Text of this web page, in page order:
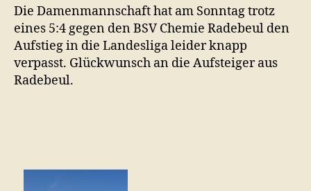
Die Damenmannschaft hat am Sonntag trotz
eines 5:4 gegen den BSV Chemie Radebeul den
Aufstieg in die Landesliga leider knapp
verpasst. Glückwunsch an die Aufsteiger aus
Radebeul.